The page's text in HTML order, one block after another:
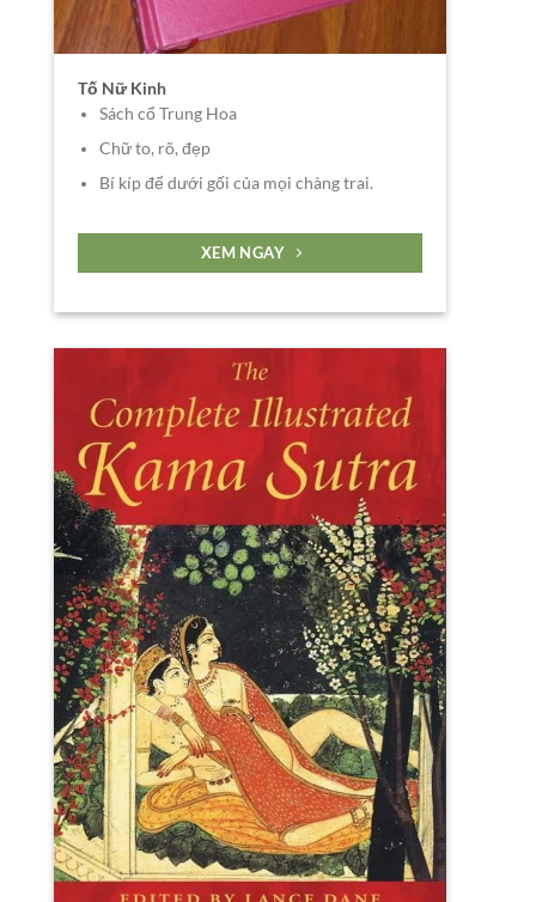
Tố Nữ Kinh
Sách cổ Trung Hoa
Chữ to, rõ, đẹp
Bí kíp để dưới gối của mọi chàng trai.
XEM NGAY